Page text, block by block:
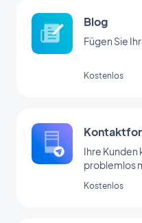
Blog
Fügen Sie
Kostenlos
Ihre Kunden
problemlos
Kostenlos